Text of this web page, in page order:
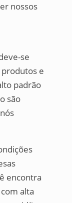
nossos
se
e
padrão
são
encontra
alta